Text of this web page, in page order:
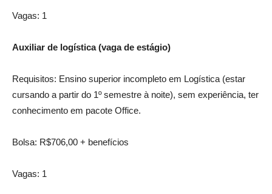
Vagas: 1
Auxiliar de logística (vaga de estágio)
Requisitos: Ensino superior incompleto em Logística (estar
cursando a partir do 1º semestre à noite), sem experiência, ter
conhecimento em pacote Office.
Bolsa: R$706,00 + benefícios
Vagas: 1